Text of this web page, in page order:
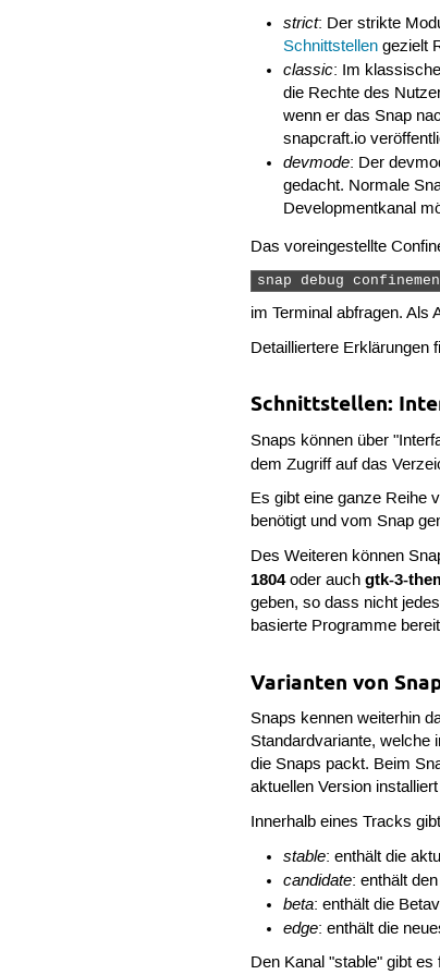
strict: Der strikte
Schnittstellengezielt
classic: Im
die Rechte des
wenn er das Snap
snapcraft.io
devmode: Der
gedacht. Normale
Developmentkanal
Das voreingestellte
snap debug
im Terminal abfragen. Als
Detailliertere Erklärungen
Schnittstellen:
Snaps können über
dem Zugriff auf das
Es gibt eine ganze Reihe
benötigt und vom Snap
Des Weiteren können
1804oder auchgtk-3-
geben, so dass nicht
basierte Programme
Varianten von
Snaps kennen weiterhin
Standardvariante, welche
die Snaps packt. Beim
aktuellen Version
Innerhalb eines Tracks
stable: enthält die
candidate: enthält
beta: enthält die
edge: enthält die
Den Kanal "stable" gibt